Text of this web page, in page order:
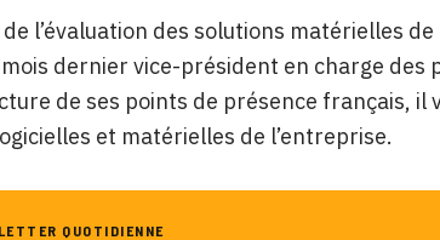
l’évaluation des solutions matérielles
dernier vice-président en charge
de ses points de présence français, il
et matérielles de l’entreprise.
QUOTIDIENNE